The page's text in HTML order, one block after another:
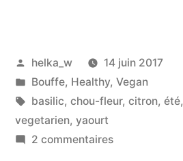
sauce
au
Publié
par
helka_w
14 juin 2017
Publié
dans
Bouffe, Healthy, Vegan
Étiquettes :
basilic, chou-fleur, citron, été,
vegetarien, yaourt
2 commentairessur